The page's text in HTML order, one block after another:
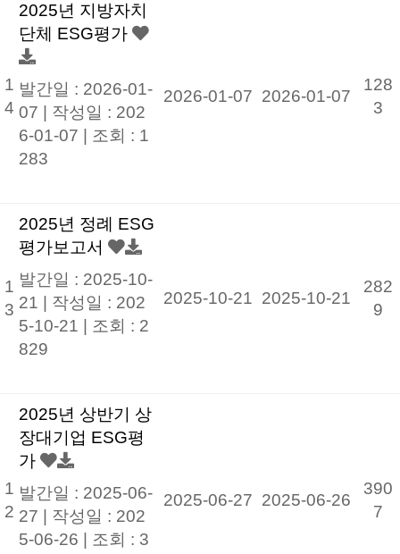
1
4
2025년 지방자치
단체 ESG평가
발간일 : 2026-01-
07 | 작성일 : 202
6-01-07
조회 : 1
283
2026-01-07 2026-01-07
128
3
1
3
2025년 정례 ESG
평가보고서
발간일 : 2025-10-
21 | 작성일 : 202
5-10-21
조회 : 2
829
2025-10-21 2025-10-21
282
9
1
2
2025년 상반기 상
장대기업 ESG평
가
발간일 : 2025-06-
27 | 작성일 : 202
5-06-26
조회 : 3
2025-06-27 2025-06-26
390
7